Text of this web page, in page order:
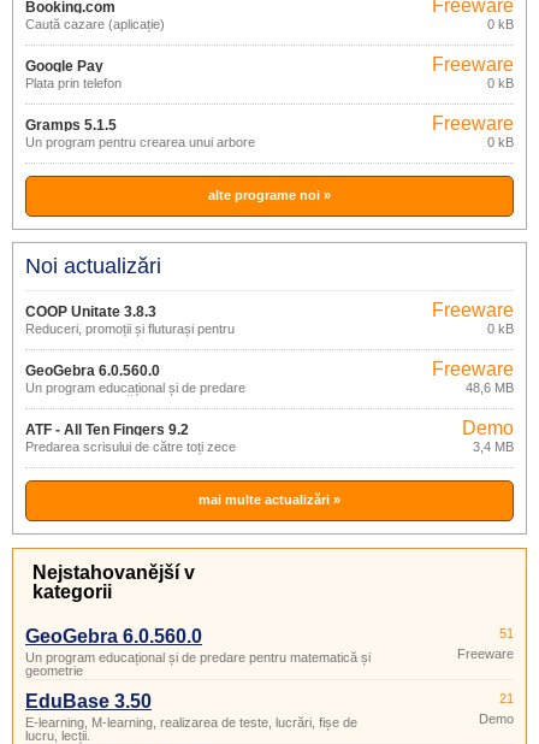
Booking.com
Caută cazare (aplicație)
Freeware
0 kB
Google Pay
Plata prin telefon
Freeware
0 kB
Gramps 5.1.5
Un program pentru crearea unui arbore
Freeware
0 kB
alte programe noi »
Noi actualizări
COOP Unitate 3.8.3
Reduceri, promoții și fluturași pentru
Freeware
0 kB
GeoGebra 6.0.560.0
Un program educațional și de predare
pentru matematică și geometrie
Freeware
48,6 MB
ATF - All Ten Fingers 9.2
Predarea scrisului de către toți zece
Demo
3,4 MB
mai multe actualizări »
Nejstahovanější v
kategorii
GeoGebra 6.0.560.0
Un program educațional și de predare pentru matematică și
geometrie
51
Freeware
EduBase 3.50
E-learning, M-learning, realizarea de teste, lucrări, fișe de
lucru, lecții.
21
Demo